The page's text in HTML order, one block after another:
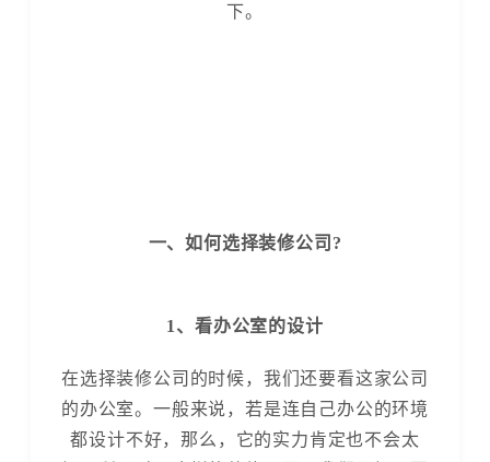
下。
一、如何选择装修公司?
1、看办公室的设计
在选择装修公司的时候，我们还要看这家公司
的办公室。一般来说，若是连自己办公的环境
都设计不好，那么，它的实力肯定也不会太